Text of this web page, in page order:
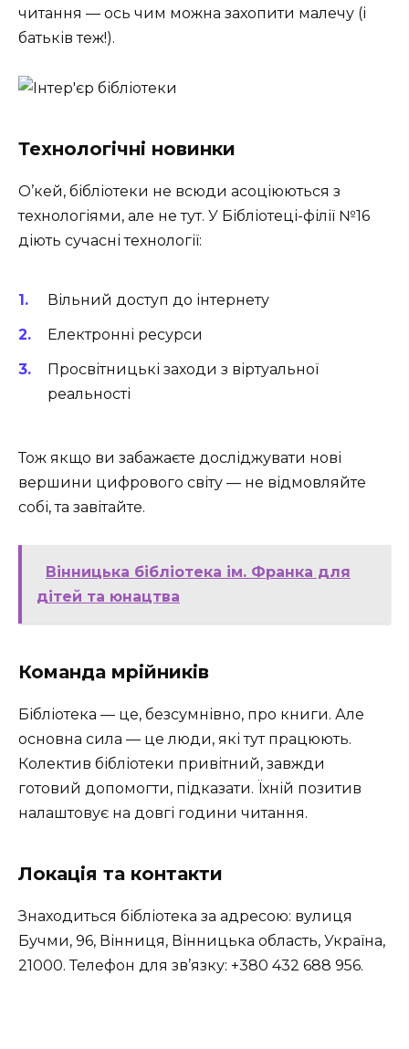
читання — ось чим можна захопити малечу (і
батьків теж!).
Технологічні новинки
О’кей, бібліотеки не всюди асоціюються з
технологіями, але не тут. У Бібліотеці-філії №16
діють сучасні технології:
Вільний доступ до інтернету
Електронні ресурси
Просвітницькі заходи з віртуальної
реальності
Тож якщо ви забажаєте досліджувати нові
вершини цифрового світу — не відмовляйте
собі, та завітайте.
Вінницька бібліотека ім. Франка для
дітей та юнацтва
Команда мрійників
Бібліотека — це, безсумнівно, про книги. Але
основна сила — це люди, які тут працюють.
Колектив бібліотеки привітний, завжди
готовий допомогти, підказати. Їхній позитив
налаштовує на довгі години читання.
Локація та контакти
Знаходиться бібліотека за адресою: вулиця
Бучми, 96, Вінниця, Вінницька область, Україна,
21000. Телефон для зв’язку: +380 432 688 956.